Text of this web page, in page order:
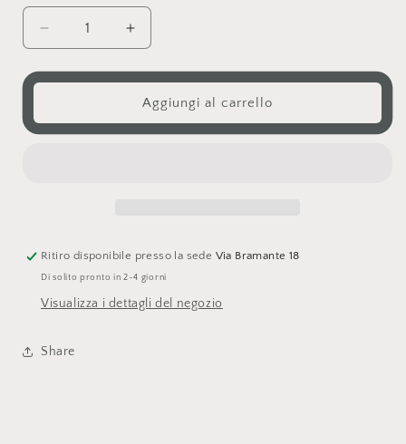
Diminuisci
quantità
per
Aumenta
quantità
per
colorate
Aggiungi al carrello
Ritiro disponibile presso la sede Via Bramante 18
Di solito pronto in 2-4 giorni
Visualizza i dettagli del negozio
Share